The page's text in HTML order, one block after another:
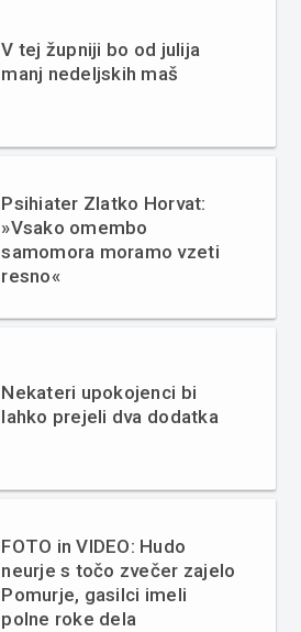
V tej župniji bo od julija
manj nedeljskih maš
Psihiater Zlatko Horvat:
»Vsako omembo
samomora moramo vzeti
resno«
Nekateri upokojenci bi
lahko prejeli dva dodatka
FOTO in VIDEO: Hudo
neurje s točo zvečer zajelo
Pomurje, gasilci imeli
polne roke dela